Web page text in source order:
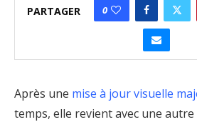
PARTAGER 0
Après une mise à jour visuelle
temps, elle revient avec une